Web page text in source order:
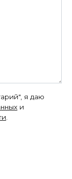
я даю
и